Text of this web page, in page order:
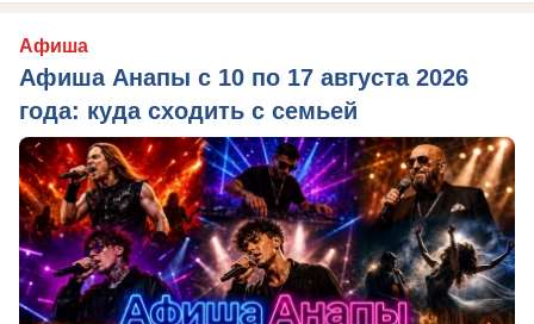
Афиша
Афиша Анапы с 10 по 17 августа 2026
года: куда сходить с семьей